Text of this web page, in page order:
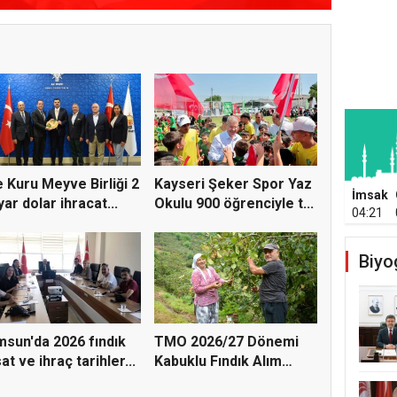
Kuru Meyve Birliği 2
dolar ihracat...
Kayseri Şeker Spor Yaz
Okulu 900 öğrenciyle t...
2026 fındık
ve ihraç tarihler...
TMO 2026/27 Dönemi
Kabuklu Fındık Alım
İmsak
04:21